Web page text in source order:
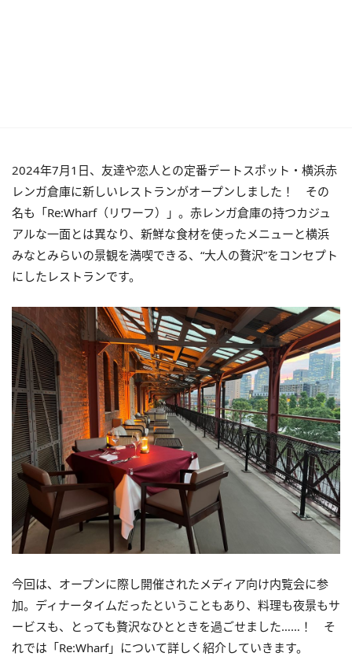
2024年7月1日、友達や恋人との定番デートスポット・横浜赤
レンガ倉庫に新しいレストランがオープンしました！ その
名も「Re:Wharf（リワーフ）」。赤レンガ倉庫の持つカジュ
アルな一面とは異なり、新鮮な食材を使ったメニューと横浜
みなとみらいの景観を満喫できる、“大人の贅沢”をコンセプト
にしたレストランです。
今回は、オープンに際し開催されたメディア向け内覧会に参
加。ディナータイムだったということもあり、料理も夜景もサ
ービスも、とっても贅沢なひとときを過ごせました……！ そ
れでは「Re:Wharf」について詳しく紹介していきます。